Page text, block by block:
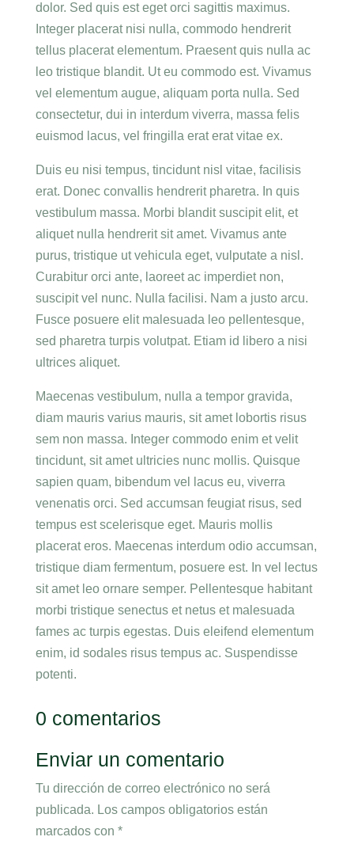
dolor. Sed quis est eget orci sagittis maximus.
Integer placerat nisi nulla, commodo hendrerit
tellus placerat elementum. Praesent quis nulla ac
leo tristique blandit. Ut eu commodo est. Vivamus
vel elementum augue, aliquam porta nulla. Sed
consectetur, dui in interdum viverra, massa felis
euismod lacus, vel fringilla erat erat vitae ex.
Duis eu nisi tempus, tincidunt nisl vitae, facilisis
erat. Donec convallis hendrerit pharetra. In quis
vestibulum massa. Morbi blandit suscipit elit, et
aliquet nulla hendrerit sit amet. Vivamus ante
purus, tristique ut vehicula eget, vulputate a nisl.
Curabitur orci ante, laoreet ac imperdiet non,
suscipit vel nunc. Nulla facilisi. Nam a justo arcu.
Fusce posuere elit malesuada leo pellentesque,
sed pharetra turpis volutpat. Etiam id libero a nisi
ultrices aliquet.
Maecenas vestibulum, nulla a tempor gravida,
diam mauris varius mauris, sit amet lobortis risus
sem non massa. Integer commodo enim et velit
tincidunt, sit amet ultricies nunc mollis. Quisque
sapien quam, bibendum vel lacus eu, viverra
venenatis orci. Sed accumsan feugiat risus, sed
tempus est scelerisque eget. Mauris mollis
placerat eros. Maecenas interdum odio accumsan,
tristique diam fermentum, posuere est. In vel lectus
sit amet leo ornare semper. Pellentesque habitant
morbi tristique senectus et netus et malesuada
fames ac turpis egestas. Duis eleifend elementum
enim, id sodales risus tempus ac. Suspendisse
potenti.
0 comentarios
Enviar un comentario
Tu dirección de correo electrónico no será
publicada. Los campos obligatorios están
marcados con *